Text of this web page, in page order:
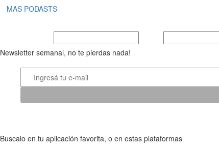
MAS PODASTS
Newsletter semanal, no te pierdas nada!
Buscalo en tu aplicación favorita, o en estas plataformas